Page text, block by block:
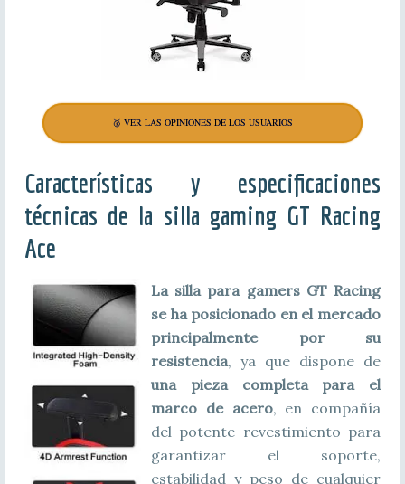
🥇 VER LAS OPINIONES DE LOS USUARIOS
Características y especificaciones
técnicas de la silla gaming GT Racing
Ace
La silla para gamers GT Racing
se ha posicionado en el mercado
principalmente por su
resistencia, ya que dispone de
una pieza completa para el
marco de acero, en compañía
del potente revestimiento para
garantizar el soporte,
estabilidad y peso de cualquier